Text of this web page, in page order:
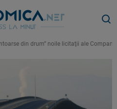
din drum” noile licitaţii ale